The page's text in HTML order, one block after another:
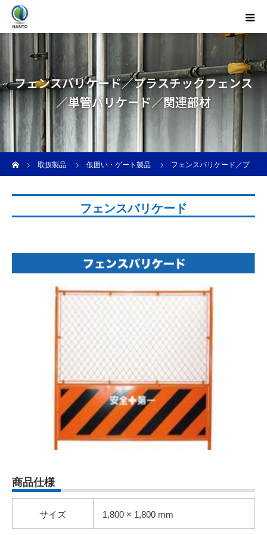
フェンスバリケード／プラスチックフェンス
／単管バリケード／関連部材
取扱製品
仮囲い・ゲート製品 フェンスバリケード／プ
フェンスバリケード
商品仕様
サイズ 1,800 × 1,800 mm